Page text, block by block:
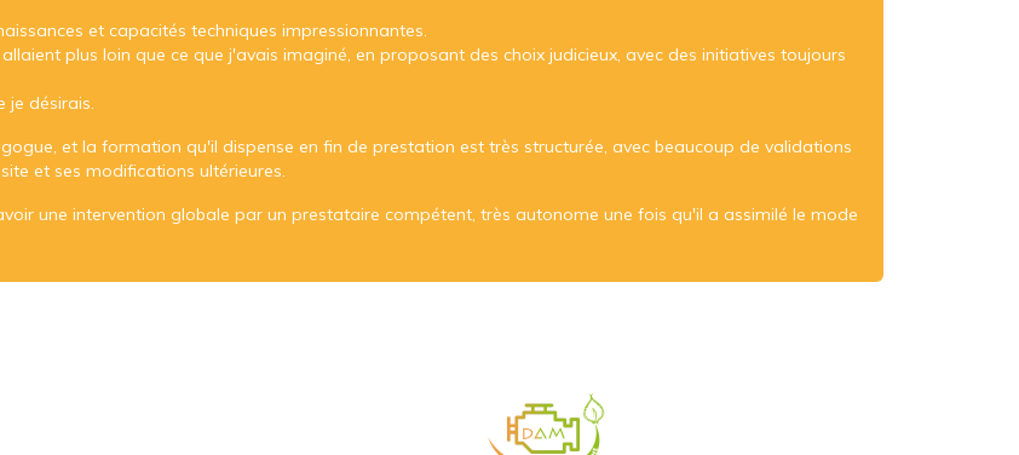
et capacités techniques impressionnantes.
plus loin que ce que j'avais imaginé, en proposant des choix judicieux, avec des initiatives toujours
je désirais.
et la formation qu'il dispense en fin de prestation est très structurée, avec beaucoup de validations
et ses modifications ultérieures.
une intervention globale par un prestataire compétent, très autonome une fois qu'il a assimilé le mode